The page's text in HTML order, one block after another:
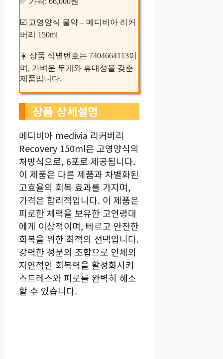
☑️ 고영양식 물약 – 메디비아 리커
버리 150ml
☀️ 상품 식별번호는 7404664113이
며, 가벼운 무게와 휴대성을 갖춘
제품입니다.
상품 상세설명
메디비아 medivia 리커버리
Recovery 150ml은 고영양식의
처방식으로, 6포로 제공됩니다.
이 제품은 다른 제품과 차별화된
고효율의 회복 효과를 가지며,
가격은 합리적입니다. 이 제품은
피로한 체력을 보유한 고연령대
에게 이상적이며, 빠르고 안전한
회복을 위한 최적의 선택입니다.
강력한 성분의 조합으로 인체의
자연적인 회복력을 활성화시켜
스트레스와 피로를 완벽히 해소
할 수 있습니다.